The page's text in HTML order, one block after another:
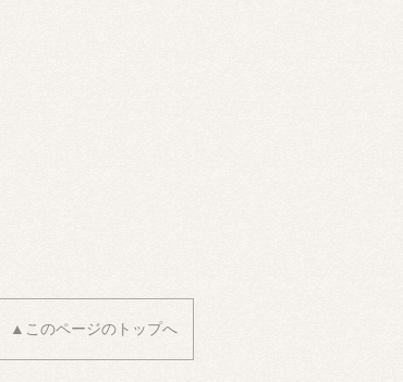
▲このページのトップへ